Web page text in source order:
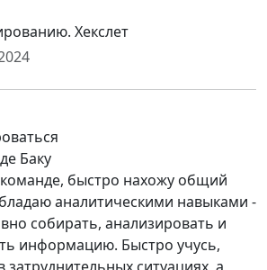
Хекслет
Баку
быстро нахожу общий
аналитическими навыками -
собирать, анализировать и
информацию. Быстро учусь,